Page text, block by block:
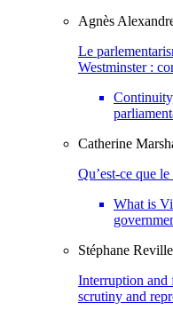
Agnès
Le
Westminster :
Catherine
Qu’est-ce que
What is
Stéphane
Interruption and
scrutiny and